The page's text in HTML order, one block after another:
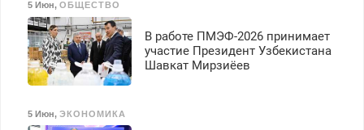
5 Июн, ОБЩЕСТВО
В работе ПМЭФ-2026 принимает
участие Президент Узбекистана
Шавкат Мирзиёев
5 Июн, ЭКОНОМИКА